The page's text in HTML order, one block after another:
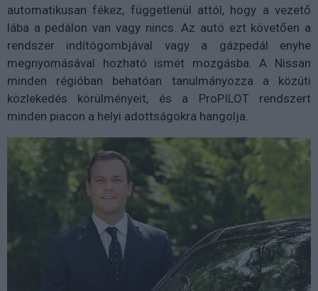
automatikusan fékez, függetlenül attól, hogy a vezető
lába a pedálon van vagy nincs. Az autó ezt követően a
rendszer indítógombjával vagy a gázpedál enyhe
megnyomásával hozható ismét mozgásba. A Nissan
minden régióban behatóan tanulmányozza a közúti
közlekedés körülményeit, és a ProPILOT rendszert
minden piacon a helyi adottságokra hangolja.